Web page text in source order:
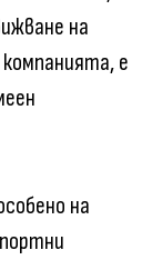
на
компанията, е
на